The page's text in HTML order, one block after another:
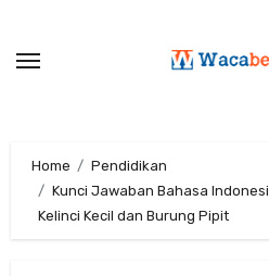
content
Home
Pendidikan
Kunci Jawaban Bahasa
Kelinci Kecil dan Burung Pipit